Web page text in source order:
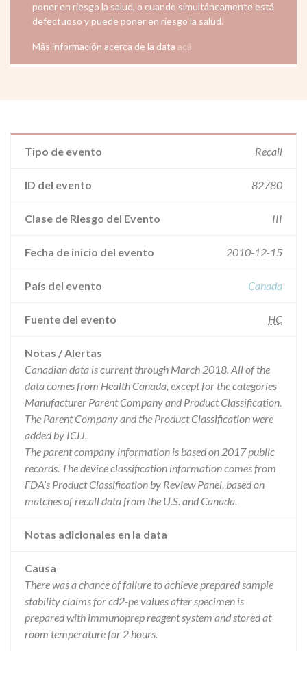
poner en riesgo la salud, o cuando simultáneamente está
defectuoso y puede poner en riesgo la salud.
Más información acerca de la data acá
Tipo de evento Recall
ID del evento 82780
Clase de Riesgo del Evento III
Fecha de inicio del evento 2010-12-15
País del evento Canada
Fuente del evento HC
Notas / Alertas
Canadian data is current through March 2018. All of the
data comes from Health Canada, except for the categories
Manufacturer Parent Company and Product Classification.
The Parent Company and the Product Classification were
added by ICIJ.
The parent company information is based on 2017 public
records. The device classification information comes from
FDA’s Product Classification by Review Panel, based on
matches of recall data from the U.S. and Canada.
Notas adicionales en la data
Causa
There was a chance of failure to achieve prepared sample
stability claims for cd2-pe values after specimen is
prepared with immunoprep reagent system and stored at
room temperature for 2 hours.